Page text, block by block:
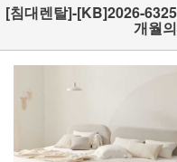
[침대렌탈]-[KB]2026-
개월